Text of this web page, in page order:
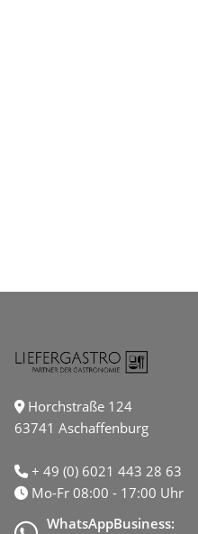
Horchstraße 124
63741 Aschaffenburg
+ 49 (0) 6021 443 28 63
Mo-Fr 08:00 - 17:00 Uhr
WhatsAppBusiness: